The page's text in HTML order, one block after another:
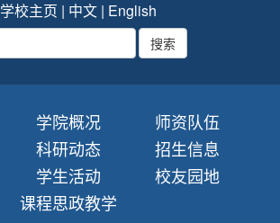
学校主页 | 中文 | English
学院概况
师资队伍
科研动态
招生信息
学生活动
校友园地
课程思政教学